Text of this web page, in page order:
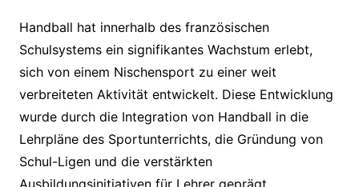
Handball hat innerhalb des französischen
Schulsystems ein signifikantes Wachstum erlebt,
sich von einem Nischensport zu einer weit
verbreiteten Aktivität entwickelt. Diese Entwicklung
wurde durch die Integration von Handball in die
Lehrpläne des Sportunterrichts, die Gründung von
Schul-Ligen und die verstärkten
Ausbildungsinitiativen für Lehrer geprägt.